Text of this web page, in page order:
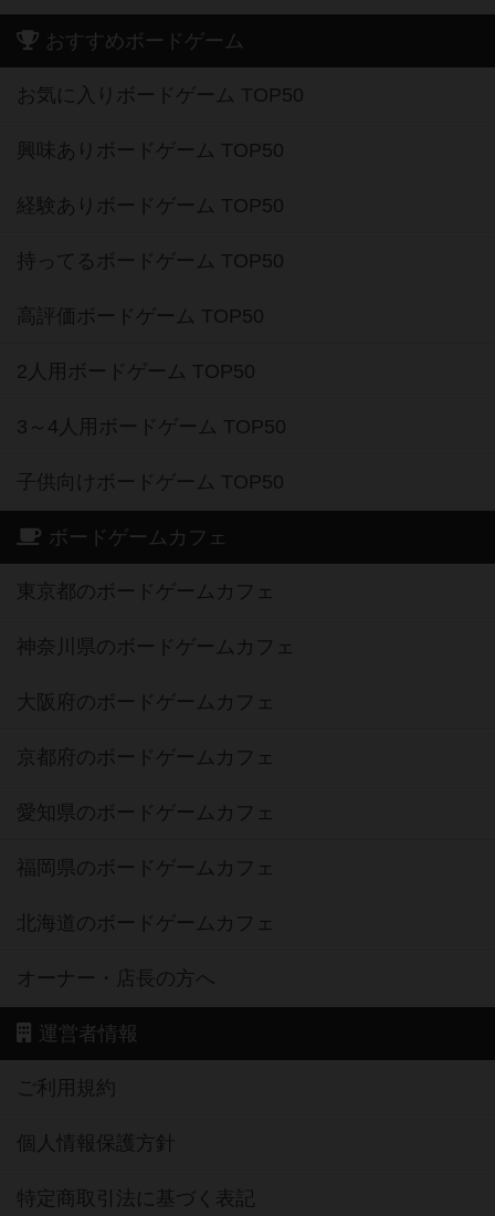
おすすめボードゲーム
お気に入りボードゲーム TOP50
興味ありボードゲーム TOP50
経験ありボードゲーム TOP50
持ってるボードゲーム TOP50
高評価ボードゲーム TOP50
2人用ボードゲーム TOP50
3～4人用ボードゲーム TOP50
子供向けボードゲーム TOP50
ボードゲームカフェ
東京都のボードゲームカフェ
神奈川県のボードゲームカフェ
大阪府のボードゲームカフェ
京都府のボードゲームカフェ
愛知県のボードゲームカフェ
福岡県のボードゲームカフェ
北海道のボードゲームカフェ
オーナー・店長の方へ
運営者情報
ご利用規約
個人情報保護方針
特定商取引法に基づく表記